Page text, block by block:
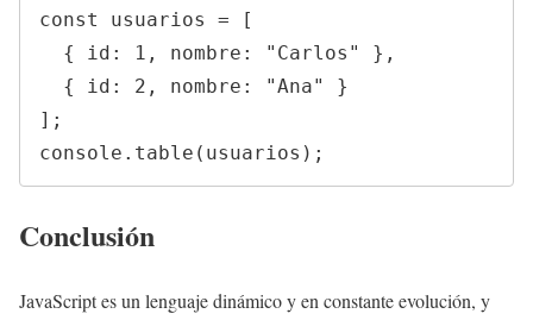
const usuarios = [
];
console.table(usuarios);
Conclusión
JavaScript es un lenguaje dinámico y en constante evolución, y